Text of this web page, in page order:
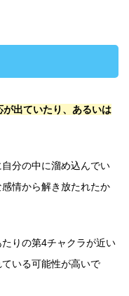
出ていたり、あるいは
分の中に溜め込んでい
情から解き放たれたか
りの第4チャクラが近い
いる可能性が高いで